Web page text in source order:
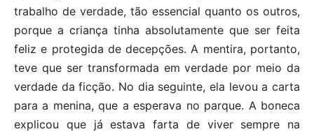
trabalho de verdade, tão essencial quanto os outros,
porque a criança tinha absolutamente que ser feita
feliz e protegida de decepções. A mentira, portanto,
teve que ser transformada em verdade por meio da
verdade da ficção. No dia seguinte, ela levou a carta
para a menina, que a esperava no parque. A boneca
explicou que já estava farta de viver sempre na